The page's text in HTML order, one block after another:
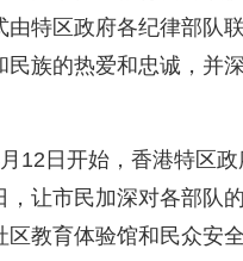
由特区政府各纪律部队
民族的热爱和忠诚，并
12日开始，香港特区
，让市民加深对各部队
区教育体验馆和民众安